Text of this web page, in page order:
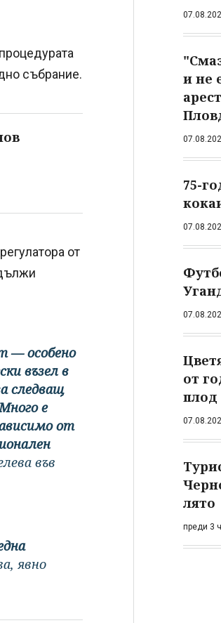
събрание.
от
— особено
възел в
следващ
е
от
във
явно
и не
75-
от
плод
лято
преди 3